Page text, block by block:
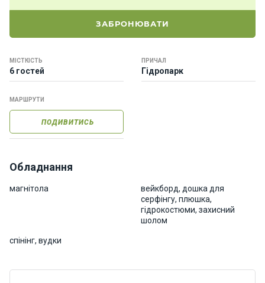
ЗАБРОНЮВАТИ
МІСТКІСТЬ
6 гостей
ПРИЧАЛ
Гідропарк
МАРШРУТИ
ПОДИВИТИСЬ
Обладнання
магнітола
вейкборд, дошка для
серфінгу, плюшка,
гідрокостюми, захисний
шолом
спінінг, вудки
а
е
нас
Програ